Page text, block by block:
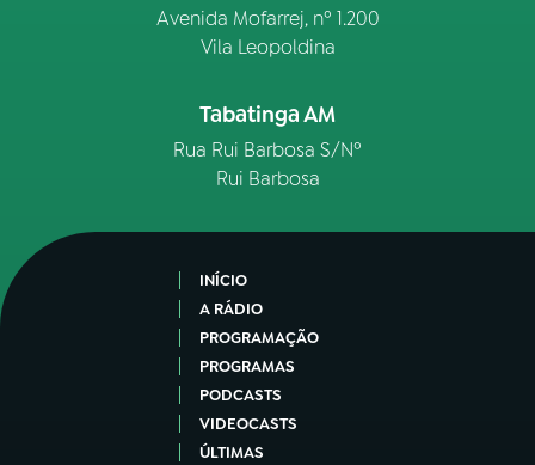
Avenida Mofarrej, nº 1.200
Vila Leopoldina
Tabatinga AM
Rua Rui Barbosa S/Nº
Rui Barbosa
INÍCIO
A RÁDIO
PROGRAMAÇÃO
PROGRAMAS
PODCASTS
VIDEOCASTS
ÚLTIMAS